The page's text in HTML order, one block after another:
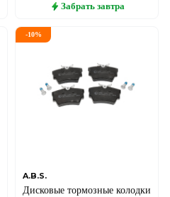
Забрать завтра
-10%
A.B.S.
Дисковые тормозные колодки